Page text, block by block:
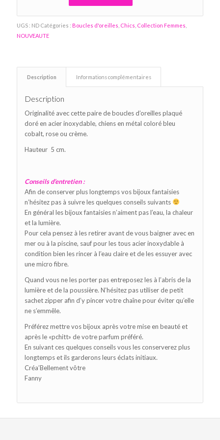
UGS : ND Catégories : Boucles d'oreilles Chics Collection Femmes
NOUVEAUTE
Description Informations complémentaires
Description
Originalité avec cette paire de boucles d’oreilles plaqué
doré en acier inoxydable, chiens en métal coloré bleu
cobalt, rose ou crème.
Hauteur 5 cm.
Conseils d’entretien :
Afin de conserver plus longtemps vos bijoux fantaisies
n’hésitez pas à suivre les quelques conseils suivants
En général les bijoux fantaisies n’aiment pas l’eau, la chaleur
et la lumière.
Pour cela pensez à les retirer avant de vous baigner avec en
mer ou à la piscine, sauf pour les tous acier inoxydable à
condition bien les rincer à l’eau claire et de les essuyer avec
une micro fibre.
Quand vous ne les porter pas entreposez les à l’abris de la
lumière et de la poussière. N’hésitez pas utiliser de petit
sachet zipper afin d’y pincer votre chaîne pour éviter qu’elle
ne s’emmêle.
Préférez mettre vos bijoux après votre mise en beauté et
après le «pchitt» de votre parfum préféré.
En suivant ces quelques conseils vous les conserverez plus
longtemps et ils garderons leurs éclats initiaux.
Créa’Bellement vôtre
Fanny